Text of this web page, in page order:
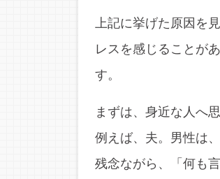
上記に挙げた原因を
レスを感じることが
す。
まずは、身近な人へ
例えば、夫。男性は
残念ながら、「何も